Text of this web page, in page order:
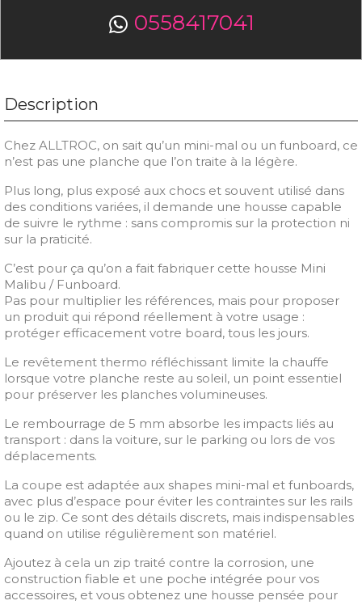
0558417041
Description
Chez ALLTROC, on sait qu’un mini-mal ou un funboard, ce
n’est pas une planche que l’on traite à la légère.
Plus long, plus exposé aux chocs et souvent utilisé dans
des conditions variées, il demande une housse capable
de suivre le rythme : sans compromis sur la protection ni
sur la praticité.
C’est pour ça qu’on a fait fabriquer cette housse Mini
Malibu / Funboard.
Pas pour multiplier les références, mais pour proposer
un produit qui répond réellement à votre usage :
protéger efficacement votre board, tous les jours.
Le revêtement thermo réfléchissant limite la chauffe
lorsque votre planche reste au soleil, un point essentiel
pour préserver les planches volumineuses.
Le rembourrage de 5 mm absorbe les impacts liés au
transport : dans la voiture, sur le parking ou lors de vos
déplacements.
La coupe est adaptée aux shapes mini-mal et funboards,
avec plus d’espace pour éviter les contraintes sur les rails
ou le zip. Ce sont des détails discrets, mais indispensables
quand on utilise régulièrement son matériel.
Ajoutez à cela un zip traité contre la corrosion, une
construction fiable et une poche intégrée pour vos
accessoires, et vous obtenez une housse pensée pour